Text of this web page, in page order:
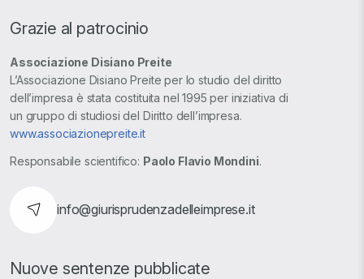
Grazie al patrocinio
Associazione Disiano Preite
L’Associazione Disiano Preite per lo studio del diritto
dell’impresa è stata costituita nel 1995 per iniziativa di
un gruppo di studiosi del Diritto dell’impresa.
www.associazionepreite.it
Responsabile scientifico: Paolo Flavio Mondini.
info@giurisprudenzadelleimprese.it
Nuove sentenze pubblicate